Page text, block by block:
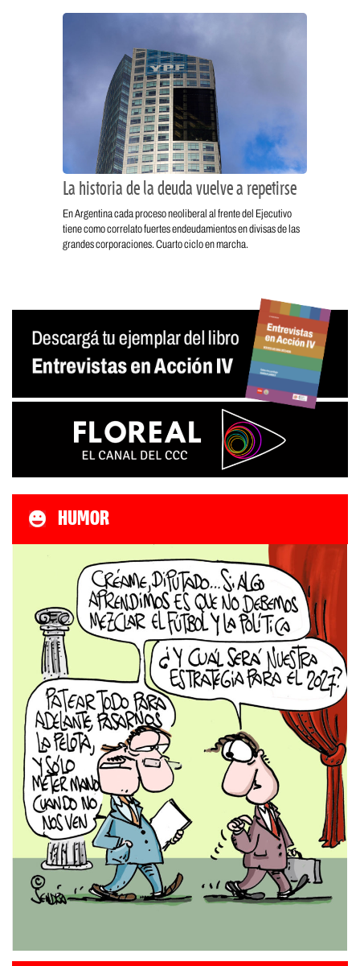
La historia de la deuda vuelve a repetirse
En Argentina cada proceso neoliberal al frente del Ejecutivo
tiene como correlato fuertes endeudamientos en divisas de las
grandes corporaciones. Cuarto ciclo en marcha.
HUMOR